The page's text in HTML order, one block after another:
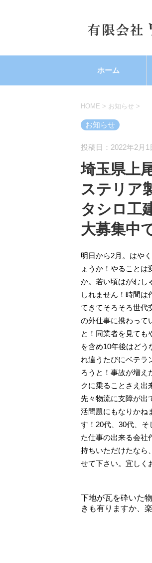
ホーム
HOME > お知らせ >
お知らせ
投稿日：2022年2月1
埼玉県上
ステリア
タシロ工
大募集中
明日から2月。はや
ょうか！やることは
か。若い頃はがむし
しれません！時間は
てきてそろそろ世代
の外仕事に携わって
と！同業者を見ても
を含め10年後はど
れ違うたびにベテラ
ろうと！事故が増え
クに乗ることさえ出
先々物流に支障が出
活問題にもなりかね
す！20代、30代、
た仕事の出来る会社
持ちいただけたなら
せて下さい。宜しく
下地が瓦を砕いた
きも有りますか、